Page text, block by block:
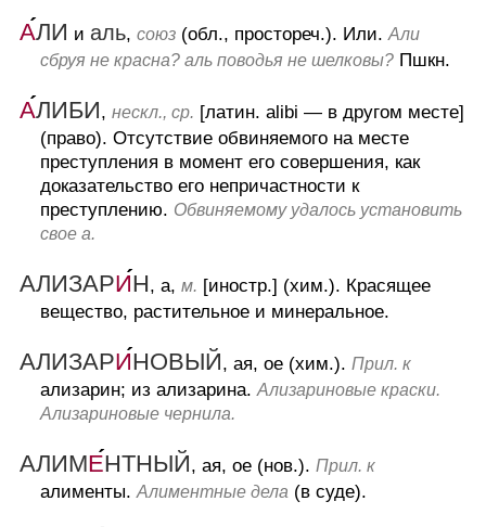
АЛИ и аль, союз (обл., простореч.). Или. Али
сбруя не красна? аль поводья не шелковы? Пшкн.
АЛИБИ, нескл., ср. [латин. alibi — в другом месте]
(право). Отсутствие обвиняемого на месте
преступления в момент его совершения, как
доказательство его непричастности к
преступлению. Обвиняемому удалось установить
свое а.
АЛИЗАРИН, а, м. [иностр.] (хим.). Красящее
вещество, растительное и минеральное.
АЛИЗАРИНОВЫЙ, ая, ое (хим.). Прил. к
ализарин; из ализарина. Ализариновые краски.
Ализариновые чернила.
АЛИМЕНТНЫЙ, ая, ое (нов.). Прил. к
алименты. Алиментные дела (в суде).